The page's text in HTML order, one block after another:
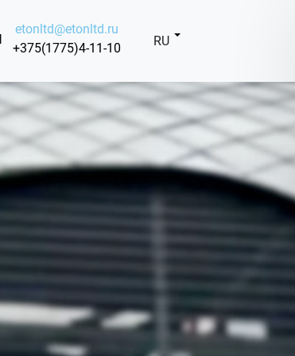
etonltd@etonltd.ru
+375(1775)4-11-10
RU